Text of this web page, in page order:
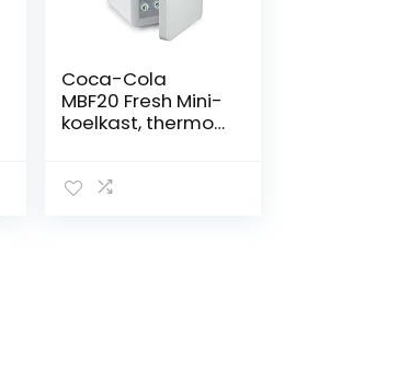
Coca-Cola
MBF20 Fresh Mini-
koelkast, thermo-
en